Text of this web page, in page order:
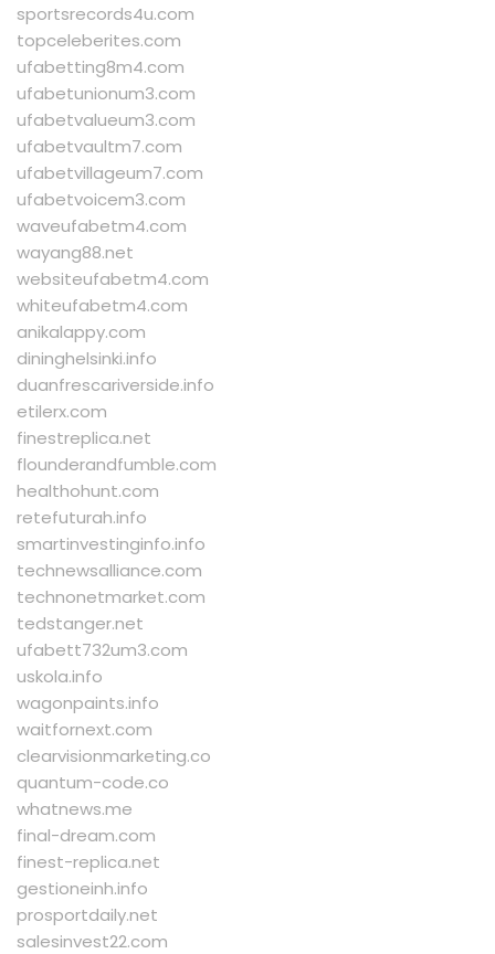
sportsrecords4u.com
topceleberites.com
ufabetting8m4.com
ufabetunionum3.com
ufabetvalueum3.com
ufabetvaultm7.com
ufabetvillageum7.com
ufabetvoicem3.com
waveufabetm4.com
wayang88.net
websiteufabetm4.com
whiteufabetm4.com
anikalappy.com
dininghelsinki.info
duanfrescariverside.info
etilerx.com
finestreplica.net
flounderandfumble.com
healthohunt.com
retefuturah.info
smartinvestinginfo.info
technewsalliance.com
technonetmarket.com
tedstanger.net
ufabett732um3.com
uskola.info
wagonpaints.info
waitfornext.com
clearvisionmarketing.co
quantum-code.co
whatnews.me
final-dream.com
finest-replica.net
gestioneinh.info
prosportdaily.net
salesinvest22.com